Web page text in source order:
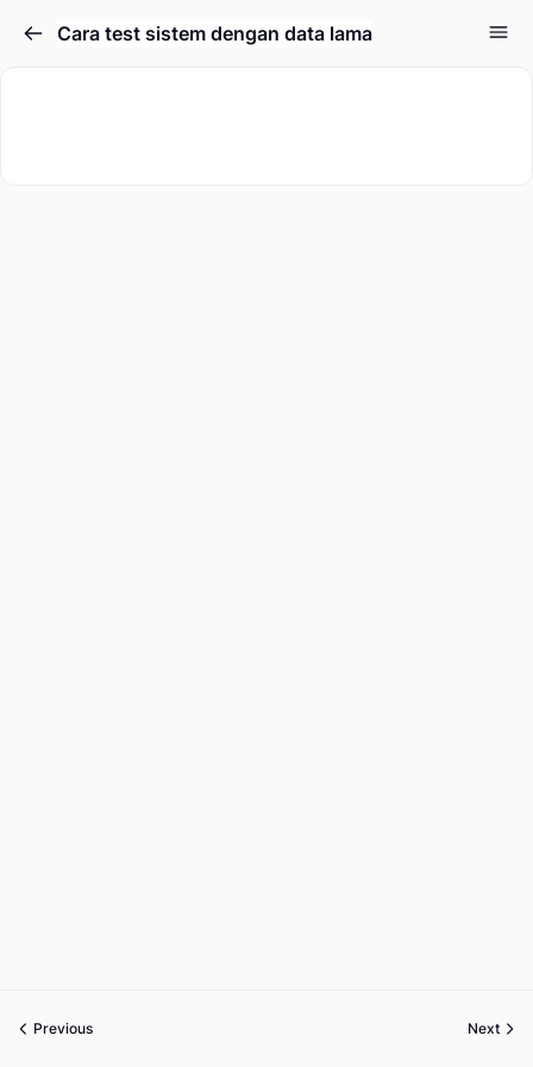
Cara test sistem dengan data lama
Previous Next